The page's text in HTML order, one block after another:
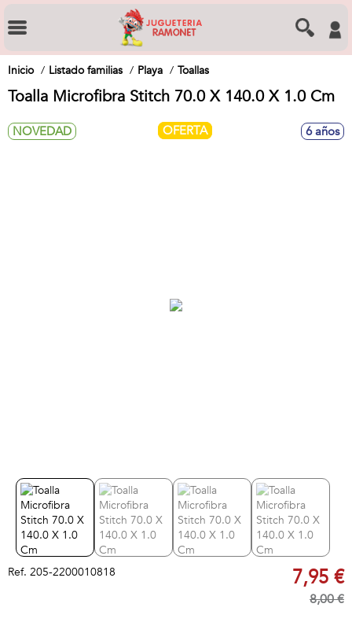
Inicio Listado familias Playa Toallas
Toalla Microfibra Stitch 70.0 X 140.0 X 1.0 Cm
NOVEDAD OFERTA 6 años
Ref. 205-2200010818 7,95 €
8,00 €